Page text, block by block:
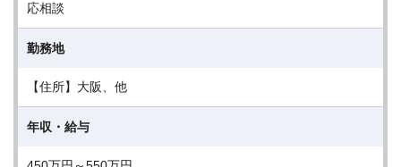
応相談
勤務地
【住所】大阪、他
年収・給与